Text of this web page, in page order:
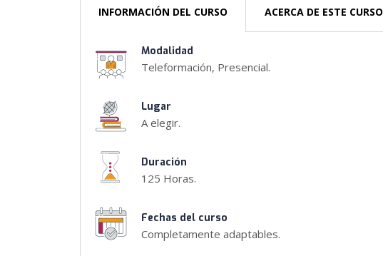
INFORMACIÓN DEL CURSO ACERCA DE ESTE CURSO
Modalidad
Teleformación, Presencial.
Lugar
A elegir.
Duración
125 Horas.
Fechas del curso
Completamente adaptables.